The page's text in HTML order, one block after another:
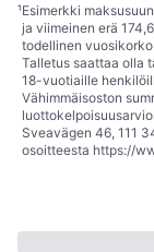
¹Esimerkki
ja viimeinen erä
todellinen
Talletus saattaa olla
18-vuotiaille
Vähimmäisoston
Sveavägen 46, 111
osoitteesta https://